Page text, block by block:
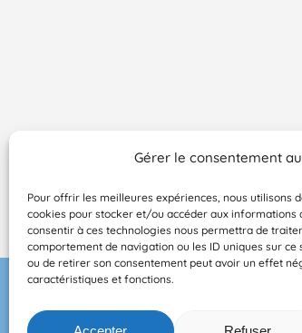
Gérer le consentement
Pour offrir les meilleures expériences, nous utilisons
cookies pour stocker et/ou accéder aux informations
consentir à ces technologies nous permettra de
comportement de navigation ou les ID uniques sur ce
ou de retirer son consentement peut avoir un effet
caractéristiques et fonctions.